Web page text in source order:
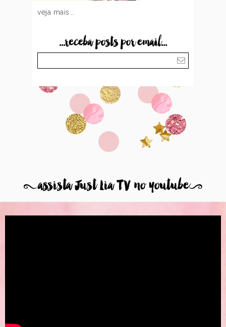
veja mais...
...receba posts por email...
8assista Just Lia TV no youtube9